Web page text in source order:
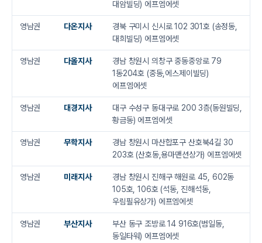
대암빌딩) 에프엠에셋
영남권 다온지사
경북 구미시 신시로 102 301호 (송정동,
대희빌딩) 에프엠에셋
영남권 다올지사
경남 창원시 의창구 중동중앙로 79
1동204호 (중동,에스제이빌딩)
에프엠에셋
영남권 대경지사
대구 수성구 동대구로 200 3층(동원빌딩,
황금동) 에프엠에셋
영남권 무학지사
경남 창원시 마산합포구 산호북4길 30
203호 (산호동,용마맨션상가) 에프엠에셋
영남권 미래지사
경남 창원시 진해구 해원로 45, 602동
105호, 106호 (석동, 진해석동,
우림필유상가) 에프엠에셋
영남권 부산지사
부산 동구 조방로 14 916호(범일동,
동일타워) 에프엠에셋